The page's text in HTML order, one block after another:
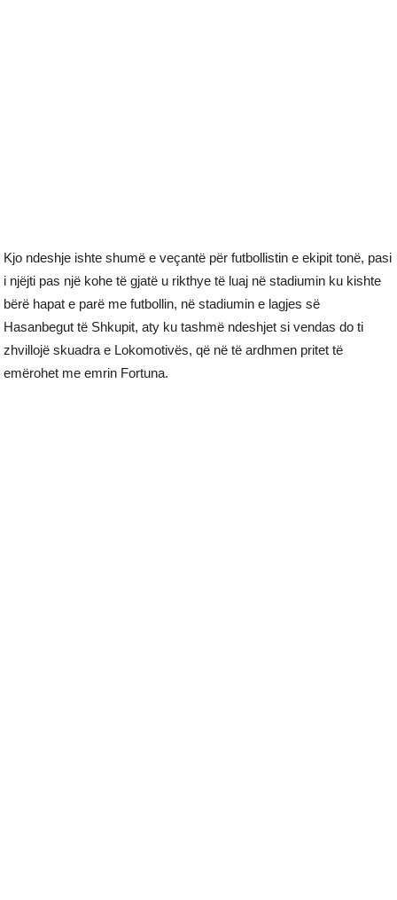
Kjo ndeshje ishte shumë e veçantë për futbollistin e ekipit tonë, pasi
i njëjti pas një kohe të gjatë u rikthye të luaj në stadiumin ku kishte
bërë hapat e parë me futbollin, në stadiumin e lagjes së
Hasanbegut të Shkupit, aty ku tashmë ndeshjet si vendas do ti
zhvillojë skuadra e Lokomotivës, që në të ardhmen pritet të
emërohet me emrin Fortuna.